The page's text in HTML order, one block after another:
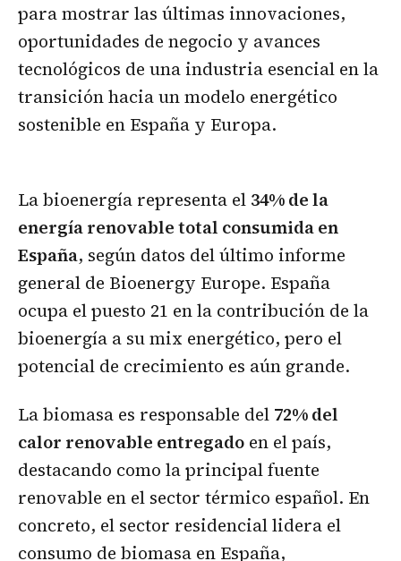
para mostrar las últimas innovaciones,
oportunidades de negocio y avances
tecnológicos de una industria esencial en la
transición hacia un modelo energético
sostenible en España y Europa.
La bioenergía representa el 34% de la
energía renovable total consumida en
España, según datos del último informe
general de Bioenergy Europe. España
ocupa el puesto 21 en la contribución de la
bioenergía a su mix energético, pero el
potencial de crecimiento es aún grande.
La biomasa es responsable del 72% del
calor renovable entregado en el país,
destacando como la principal fuente
renovable en el sector térmico español. En
concreto, el sector residencial lidera el
consumo de biomasa en España,